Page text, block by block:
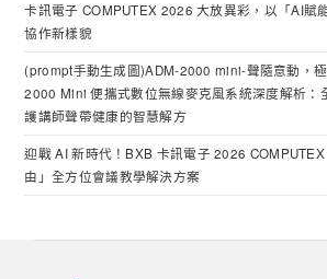
卡訊電子 COMPUTEX 2026 大放異彩，以「AI賦
協作新樣貌
(prompt手動生成圖)ADM-2000 mini-聲隨意動，
2000 Mini 便攜式數位無線麥克風系統深度解析：
護講師聲帶健康的智慧解方
迎戰 AI 新時代！BXB 卡訊電子 2026
由」全方位會議教學解決方案